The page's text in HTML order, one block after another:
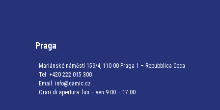
Praga
Mariánské náměstí 159/4, 110 00 Praga 1 – Repubblica Ceca
Tel: +420 222 015 300
Email: info@camic.cz
Orari di apertura: lun – ven 9:00 – 17:00